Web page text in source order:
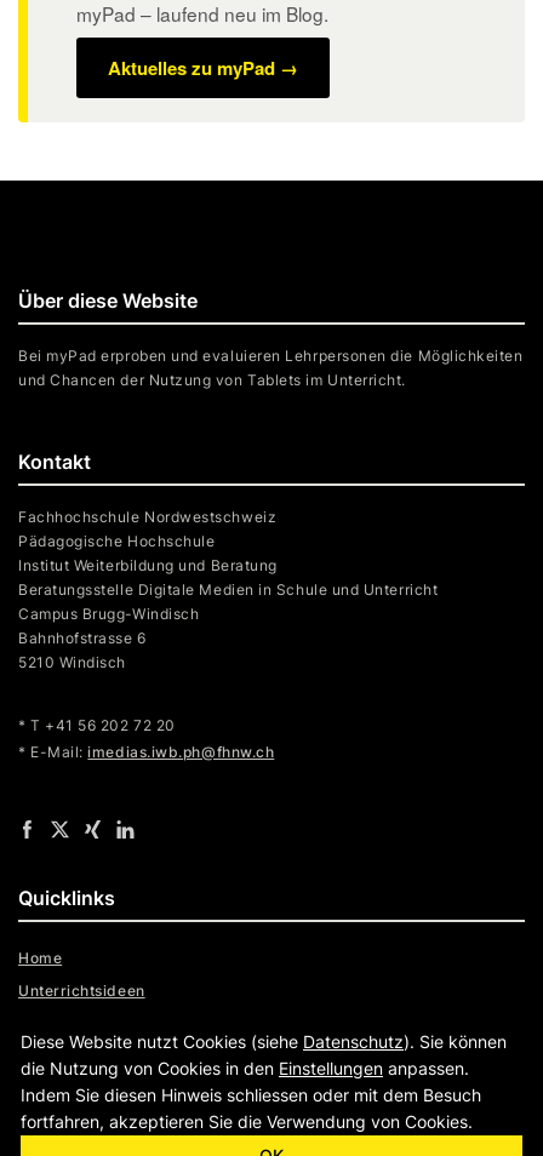
myPad – laufend neu im Blog.
Aktuelles zu myPad →
Kontakt
Fachhochschule Nordwestschweiz
Pädagogische Hochschule
Institut Weiterbildung und Beratung
Beratungsstelle Digitale Medien in Schule und Unterricht
Campus Brugg-Windisch
Bahnhofstrasse 6
5210 Windisch
* T +41 56 202 72 20
* E-Mail:imedias.iwb.ph@fhnw.ch
Über diese Website
Bei myPad erproben und evaluieren Lehrpersonen die Möglichkeiten
und Chancen der Nutzung von Tablets im Unterricht.
Quicklinks
Home
Unterrichtsideen
Diese Website nutzt Cookies (siehe Datenschutz). Sie können
die Nutzung von Cookies in den Einstellungen anpassen.
Indem Sie diesen Hinweis schliessen oder mit dem Besuch
fortfahren, akzeptieren Sie die Verwendung von Cookies.